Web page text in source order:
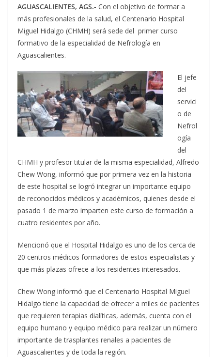
AGUASCALIENTES, AGS.- Con el objetivo de formar a
más profesionales de la salud, el Centenario Hospital
Miguel Hidalgo (CHMH) será sede del primer curso
formativo de la especialidad de Nefrología en
Aguascalientes.
El jefe
del
servici
o de
Nefrol
ogía
del
CHMH y profesor titular de la misma especialidad, Alfredo
Chew Wong, informó que por primera vez en la historia
de este hospital se logró integrar un importante equipo
de reconocidos médicos y académicos, quienes desde el
pasado 1 de marzo imparten este curso de formación a
cuatro residentes por año.
Mencionó que el Hospital Hidalgo es uno de los cerca de
20 centros médicos formadores de estos especialistas y
que más plazas ofrece a los residentes interesados.
Chew Wong informó que el Centenario Hospital Miguel
Hidalgo tiene la capacidad de ofrecer a miles de pacientes
que requieren terapias dialíticas, además, cuenta con el
equipo humano y equipo médico para realizar un número
importante de trasplantes renales a pacientes de
Aguascalientes y de toda la región.